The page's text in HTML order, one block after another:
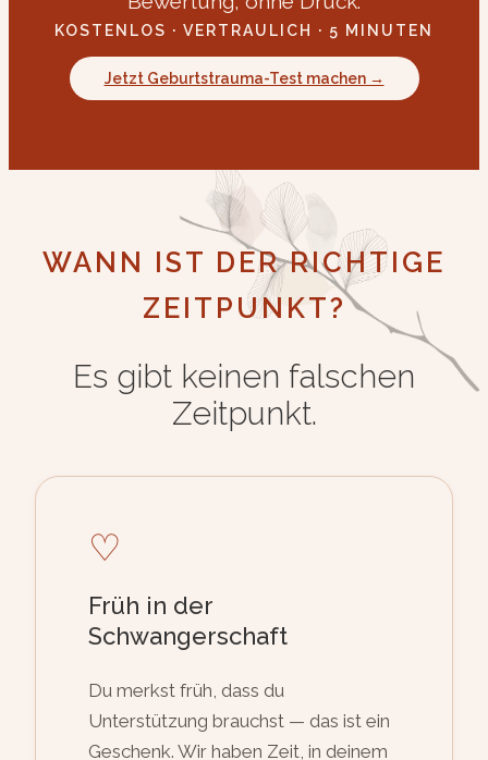
KOSTENLOS · VERTRAULICH · 5 MINUTEN
Jetzt Geburtstrauma-Test machen →
WANN IST DER RICHTIGE
ZEITPUNKT?
Es gibt keinen falschen
Zeitpunkt.
♡
Früh in der
Schwangerschaft
Du merkst früh, dass du
Unterstützung brauchst — das ist ein
Geschenk. Wir haben Zeit, in deinem